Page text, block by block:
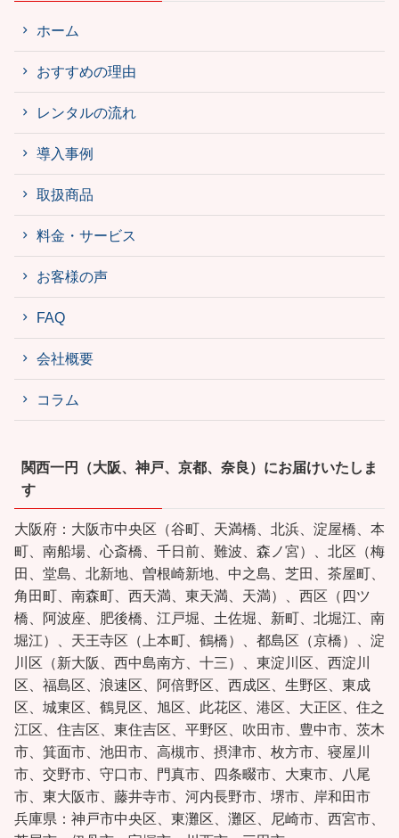
ホーム
おすすめの理由
レンタルの流れ
導入事例
取扱商品
料金・サービス
お客様の声
FAQ
会社概要
コラム
関西一円（大阪、神戸、京都、奈良）にお届けいたしま
す
大阪府：大阪市中央区（谷町、天満橋、北浜、淀屋橋、本
町、南船場、心斎橋、千日前、難波、森ノ宮）、北区（梅
田、堂島、北新地、曽根崎新地、中之島、芝田、茶屋町、
角田町、南森町、西天満、東天満、天満）、西区（四ツ
橋、阿波座、肥後橋、江戸堀、土佐堀、新町、北堀江、南
堀江）、天王寺区（上本町、鶴橋）、都島区（京橋）、淀
川区（新大阪、西中島南方、十三）、東淀川区、西淀川
区、福島区、浪速区、阿倍野区、西成区、生野区、東成
区、城東区、鶴見区、旭区、此花区、港区、大正区、住之
江区、住吉区、東住吉区、平野区、吹田市、豊中市、茨木
市、箕面市、池田市、高槻市、摂津市、枚方市、寝屋川
市、交野市、守口市、門真市、四条畷市、大東市、八尾
市、東大阪市、藤井寺市、河内長野市、堺市、岸和田市
兵庫県：神戸市中央区、東灘区、灘区、尼崎市、西宮市、